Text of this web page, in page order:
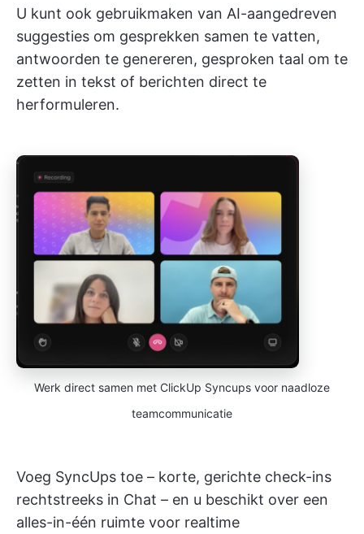
U kunt ook gebruikmaken van AI-aangedreven
suggesties om gesprekken samen te vatten,
antwoorden te genereren, gesproken taal om te
zetten in tekst of berichten direct te
herformuleren.
Werk direct samen met ClickUp Syncups voor naadloze
teamcommunicatie
Voeg SyncUps toe – korte, gerichte check-ins
rechtstreeks in Chat – en u beschikt over een
alles-in-één ruimte voor realtime